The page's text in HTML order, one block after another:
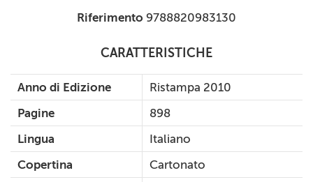
Riferimento 9788820983130
CARATTERISTICHE
Anno di Edizione
Ristampa 2010
Pagine
898
Lingua
Italiano
Copertina
Cartonato